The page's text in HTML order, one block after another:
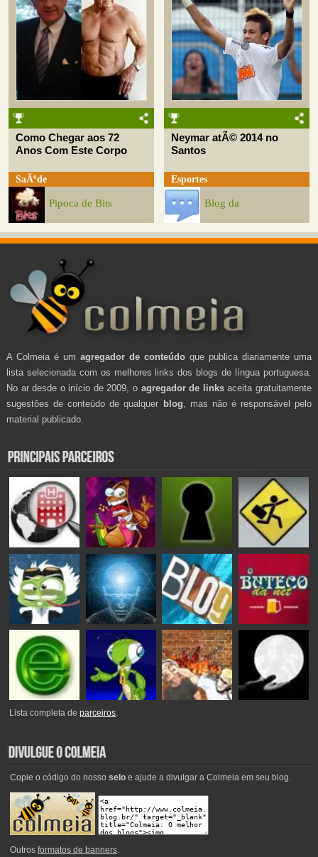
Como Chegar aos 72
Anos Com Este Corpo
SaÃºde
Pipoca de Bits
Neymar atÃ© 2014 no
Santos
Esportes
Blog da
A Colmeia é um agregador de conteúdo que publica diariamente uma
lista selecionada com os melhores links dos blogs de língua portuguesa.
No ar desde o início de 2009, o agregador de linksaceita gratuitamente
sugestões de conteúdo de qualquer blog , mas não é responsável pelo
material publicado.
Lista completa deparceiros.
Copie o código do nosso seloe ajude a divulgar a Colmeia em seu blog.
Outros formatos de banners.